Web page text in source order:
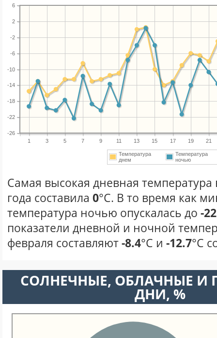
1 3 5 7 9 11 13 15 17 19 21
-26
-22
-18
-14
-10
-6
-2
2
6
Температура
днем
Температура
ночью
Самая высокая дневная температура
года составила 0°С. В то время как
температура ночью опускалась до -22
показатели дневной и ночной
февраля составляют-8.4°С и -12.7°С
CОЛНЕЧНЫЕ, ОБЛАЧНЫЕ И
ДНИ, %